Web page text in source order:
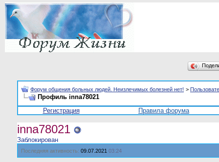
Форум общения больных людей. Неизлечимых болезней нет! >
Профиль inna78021
Регистрация
Правила форума
inna78021
Заблокирован
Последняя активность: 09.07.2021 03:24